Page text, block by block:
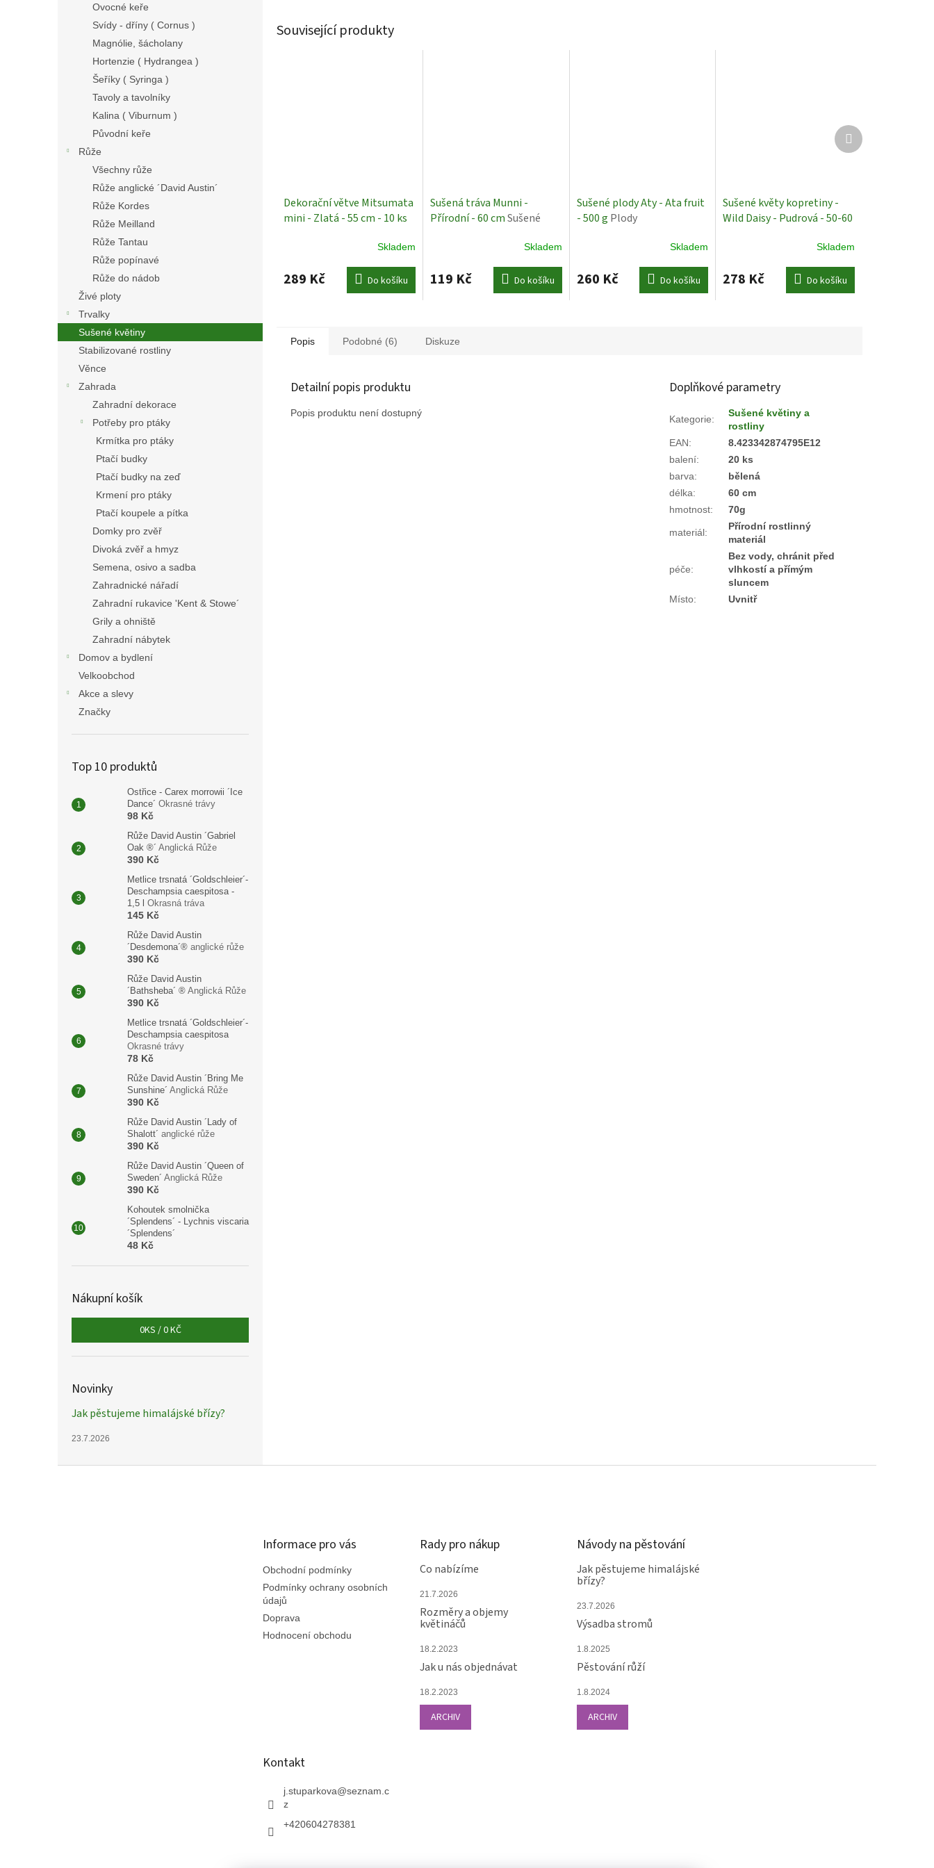
Ovocné keře
Svídy - dříny ( Cornus )
Magnólie, šácholany
Hortenzie ( Hydrangea )
Šeříky ( Syringa )
Tavoly a tavolníky
Kalina ( Viburnum )
Původní keře
Růže
Všechny růže
Růže anglické ´David Austin´
Růže Kordes
Růže Meilland
Růže Tantau
Růže popínavé
Růže do nádob
Živé ploty
Trvalky
Sušené květiny
Stabilizované rostliny
Věnce
Zahrada
Zahradní dekorace
Potřeby pro ptáky
Krmítka pro ptáky
Ptačí budky
Ptačí budky na zeď
Krmení pro ptáky
Ptačí koupele a pítka
Domky pro zvěř
Divoká zvěř a hmyz
Semena, osivo a sadba
Zahradnické nářadí
Zahradní rukavice 'Kent & Stowe´
Grily a ohniště
Zahradní nábytek
Domov a bydlení
Velkoobchod
Akce a slevy
Značky
Top 10 produktů
Ostřice - Carex morrowii ´Ice
Dance´ Okrasné trávy
98 Kč
Růže David Austin ´Gabriel
Oak ®´ Anglická Růže
390 Kč
Metlice trsnatá ´Goldschleier´-
Deschampsia caespitosa -
1,5 l Okrasná tráva
145 Kč
Růže David Austin
´Desdemona´® anglické růže
390 Kč
Růže David Austin
´Bathsheba´ ® Anglická Růže
390 Kč
Metlice trsnatá ´Goldschleier´-
Deschampsia caespitosa
Okrasné trávy
78 Kč
Růže David Austin ´Bring Me
Sunshine´ Anglická Růže
390 Kč
Růže David Austin ´Lady of
Shalott´ anglické růže
390 Kč
Růže David Austin ´Queen of
Sweden´ Anglická Růže
390 Kč
Kohoutek smolnička
´Splendens´ - Lychnis viscaria
´Splendens´
48 Kč
Nákupní košík
0KS /0 KČ
Novinky
Jak pěstujeme himalájské břízy?
23.7.2026
Související produkty
Dekorační větve Mitsumata
mini - Zlatá - 55 cm - 10 ks
Skladem
289 Kč Do košíku
Sušená tráva Munni -
Přírodní - 60 cmSušené
Skladem
119 Kč Do košíku
Sušené plody Aty - Ata fruit
- 500 g Plody
Skladem
260 Kč Do košíku
Sušené květy kopretiny -
Wild Daisy - Pudrová - 50-60
Skladem
278 Kč Do košíku
Další
produkt
Popis Podobné (6) Diskuze
Detailní popis produktu
Popis produktu není dostupný
Doplňkové parametry
Kategorie:
Sušené květiny a
rostliny
EAN:
8.423342874795E12
balení:
20 ks
barva:
bělená
délka:
60 cm
hmotnost: 70g
materiál:
Přírodní rostlinný
materiál
péče:
Bez vody, chránit před
vlhkostí a přímým
sluncem
Místo: Uvnitř
Informace pro vás
Obchodní podmínky
Podmínky ochrany osobních
údajů
Doprava
Hodnocení obchodu
Rady pro nákup
Co nabízíme
21.7.2026
Rozměry a objemy
květináčů
18.2.2023
Jak u nás objednávat
18.2.2023
ARCHIV
Návody na pěstování
Jak pěstujeme himalájské
břízy?
23.7.2026
Výsadba stromů
1.8.2025
Pěstování růží
1.8.2024
ARCHIV
Kontakt
j.stuparkova@seznam.c
z
+420604278381